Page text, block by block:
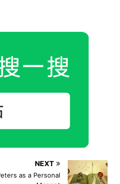
NEXT
as a Personal